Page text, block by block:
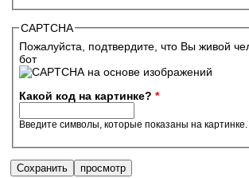
CAPTCHA
Пожалуйста, подтвердите, что Вы живой
бот
Какой код на картинке? *
Введите символы, которые показаны на картинке.